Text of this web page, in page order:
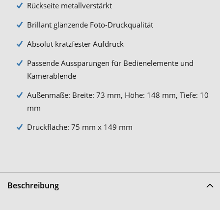
Rückseite metallverstärkt
Brillant glänzende Foto-Druckqualität
Absolut kratzfester Aufdruck
Passende Aussparungen für Bedienelemente und
Kamerablende
Außenmaße: Breite: 73 mm, Höhe: 148 mm, Tiefe: 10
mm
Druckfläche: 75 mm x 149 mm
Beschreibung